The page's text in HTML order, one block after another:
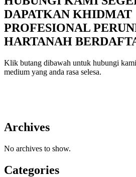
DAPATKAN KHIDMAT
PROFESIONAL
HARTANAH
Klik butang dibawah untuk hubungi
medium yang anda rasa selesa.
Archives
No archives to show.
Categories